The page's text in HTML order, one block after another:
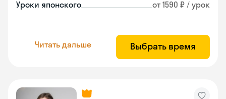
Уроки японского от 1590 ₽ / урок
Читать дальше Выбрать время